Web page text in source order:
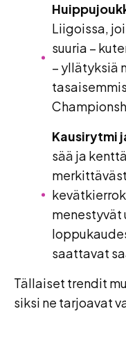
Liigoissa,
suuria –
– yllätyksiä
Kausirytmi
sää ja
menestyvät
saattavat
Tällaiset trendit
siksi ne tarjoavat